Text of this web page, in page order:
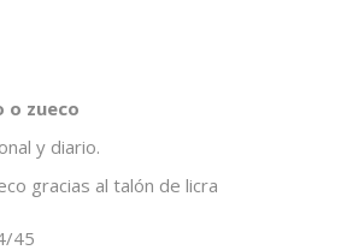
o zueco
y diario.
gracias al talón de licra
45